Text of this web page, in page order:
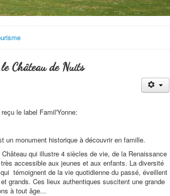
Château de Nuits
le label Famil'Yonne:
un monument historique à découvrir en famille.
qui illustre 4 siècles de vie, de la Renaissance
accessible aux jeunes et aux enfants. La diversité
témoignent de la vie quotidienne du passé, éveillent
grands. Ces lieux authentiques suscitent une grande
à tout âge...